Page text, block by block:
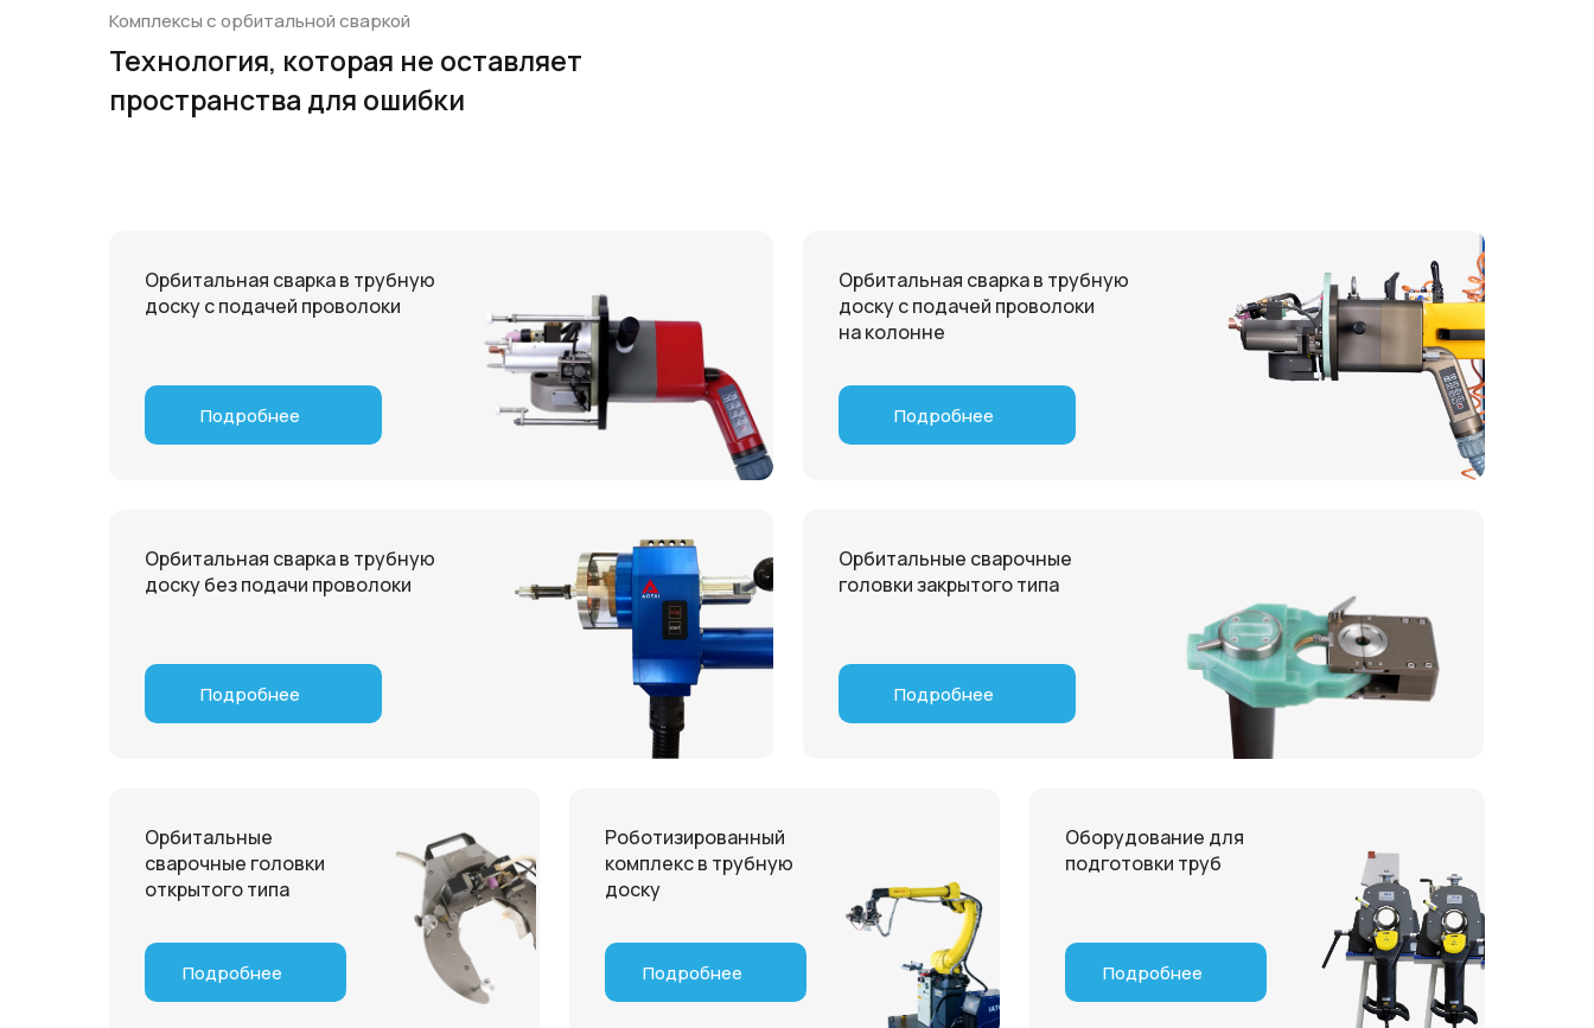
Комплексы с орбитальной сваркой
Технология, которая не оставляет
пространства для ошибки
Орбитальная сварка в трубную
доску с подачей проволоки
на колонне
Подробнее
Оборудование для
подготовки труб
Подробнее
Роботизированный
комплекс в трубную
доску
Подробнее
Орбитальные
сварочные головки
открытого типа
Подробнее
Орбитальная сварка в трубную
доску без подачи проволоки
Подробнее
Орбитальные сварочные
головки закрытого типа
Подробнее
Орбитальная сварка в трубную
доску с подачей проволоки
Подробнее